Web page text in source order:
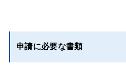
申請に必要な書類